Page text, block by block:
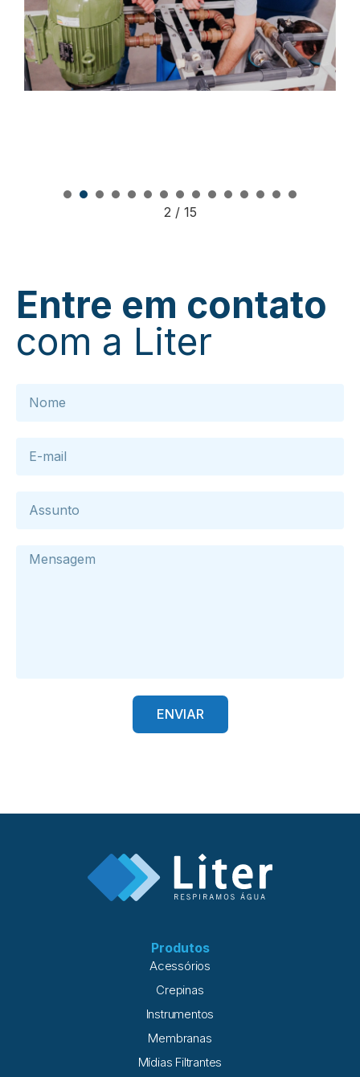
1 2 3 4 5 6 7
2 / 15
Entre em contato
com a Liter
ENVIAR
Produtos
Acessórios
Crepinas
Instrumentos
Membranas
Mídias Filtrantes